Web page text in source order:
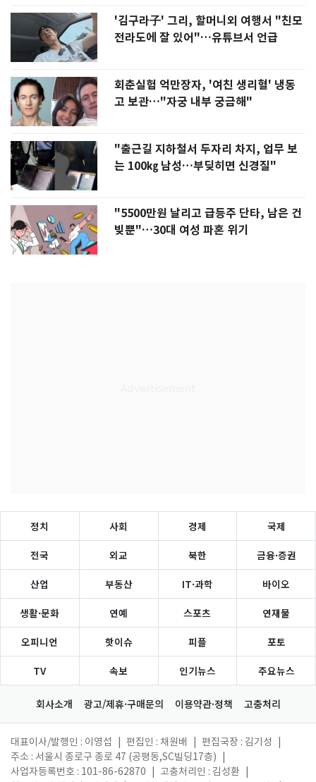
'김구라子' 그리, 할머니외 여행서 "친모
전라도에 잘 있어"…유튜브서 언급
회춘실험 억만장자, '여친 생리혈' 냉동
고 보관…"자궁 내부 궁금해"
"출근길 지하철서 두자리 차지, 업무 보
는 100㎏ 남성…부딪히면 신경질"
"5500만원 날리고 급등주 단타, 남은 건
빚뿐"…30대 여성 파혼 위기
정치 사회 경제 국제
전국 외교 북한 금융·증권
산업 부동산 IT·과학 바이오
생활·문화 연예 스포츠 연재물
오피니언 핫이슈 피플 포토
TV 속보 인기뉴스 주요뉴스
회사소개 광고/제휴·구매문의 이용약관·정책 고충처리
대표이사/발행인 : 이영섭 편집인 : 채원배 편집국장 : 김기성
주소 : 서울시 종로구 종로 47 (공평동,SC빌딩17층)
사업자등록번호 : 101-86-62870
고충처리인 : 김성환